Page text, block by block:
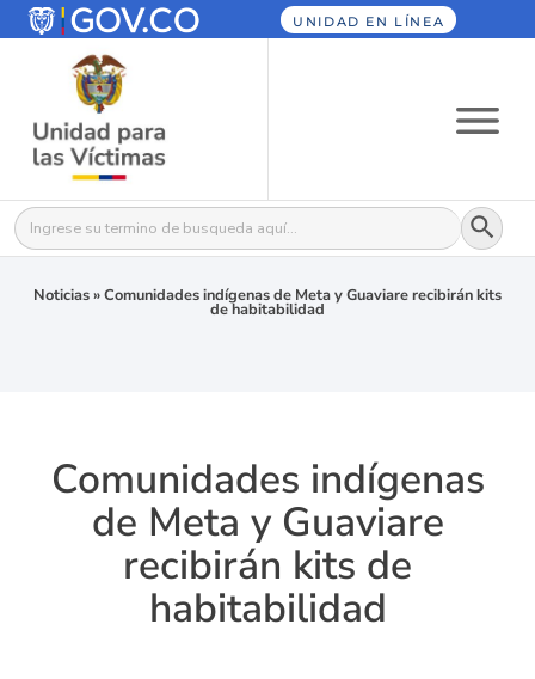
UNIDAD EN LÍNEA
Buscar: Botón
Noticias»Comunidades indígenas de Meta y Guaviare recibirán kits
de habitabilidad
Comunidades indígenas
de Meta y Guaviare
recibirán kits de
habitabilidad